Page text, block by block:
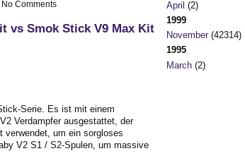
Comments
vs Smok Stick V9 Max Kit
Serie. Es ist mit einem
Verdampfer ausgestattet, der
verwendet, um ein sorgloses
V2 S1 / S2-Spulen, um massive
April (2)
1999
November(42314)
1995
March(2)